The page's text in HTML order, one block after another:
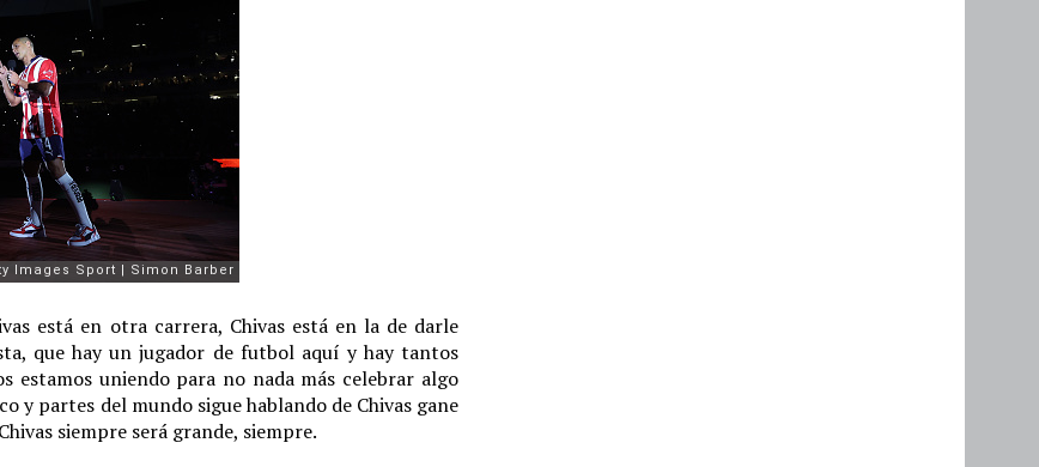
está en otra carrera, Chivas está en la de darle
que hay un jugador de futbol aquí y hay tantos
estamos uniendo para no nada más celebrar algo
y partes del mundo sigue hablando de Chivas gane
siempre será grande, siempre.